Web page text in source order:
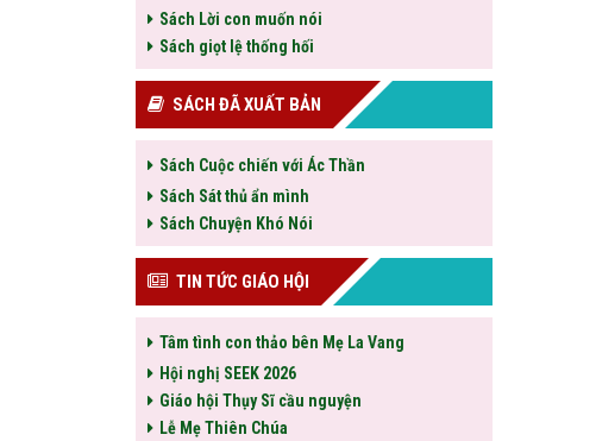
Sách Lời con muốn nói
Sách giọt lệ thống hối
SÁCH ĐÃ XUẤT BẢN
Sách Cuộc chiến với Ác Thần
Sách Sát thủ ẩn mình
Sách Chuyện Khó Nói
TIN TỨC GIÁO HỘI
Tâm tình con thảo bên Mẹ La Vang
Hội nghị SEEK 2026
Giáo hội Thụy Sĩ cầu nguyện
Lễ Mẹ Thiên Chúa